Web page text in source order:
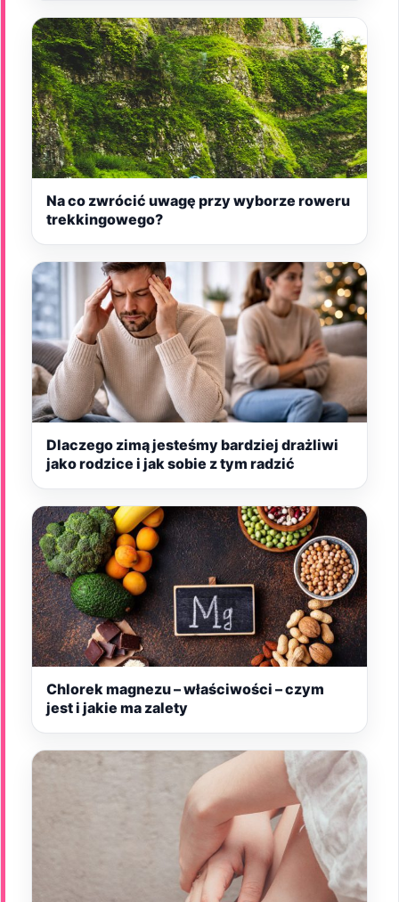
Na co zwrócić uwagę przy wyborze roweru
trekkingowego?
Dlaczego zimą jesteśmy bardziej drażliwi
jako rodzice i jak sobie z tym radzić
Chlorek magnezu – właściwości – czym
jest i jakie ma zalety